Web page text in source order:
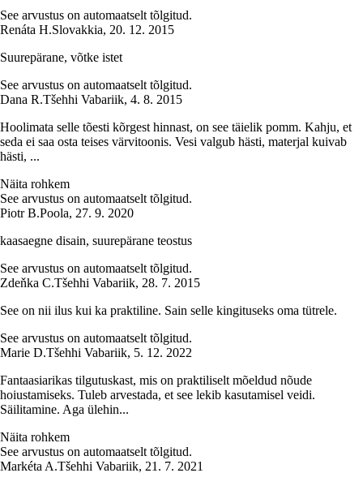
See arvustus on automaatselt tõlgitud.
Renáta H.Slovakkia, 20. 12. 2015
Suurepärane, võtke istet
See arvustus on automaatselt tõlgitud.
Dana R.Tšehhi Vabariik, 4. 8. 2015
Hoolimata selle tõesti kõrgest hinnast, on see täielik pomm. Kahju, et
seda ei saa osta teises värvitoonis. Vesi valgub hästi, materjal kuivab
hästi, ...
Näita rohkem
See arvustus on automaatselt tõlgitud.
Piotr B.Poola, 27. 9. 2020
kaasaegne disain, suurepärane teostus
See arvustus on automaatselt tõlgitud.
Zdeňka C.Tšehhi Vabariik, 28. 7. 2015
See on nii ilus kui ka praktiline. Sain selle kingituseks oma tütrele.
See arvustus on automaatselt tõlgitud.
Marie D.Tšehhi Vabariik, 5. 12. 2022
Fantaasiarikas tilgutuskast, mis on praktiliselt mõeldud nõude
hoiustamiseks. Tuleb arvestada, et see lekib kasutamisel veidi.
Säilitamine. Aga ülehin...
Näita rohkem
See arvustus on automaatselt tõlgitud.
Markéta A.Tšehhi Vabariik, 21. 7. 2021